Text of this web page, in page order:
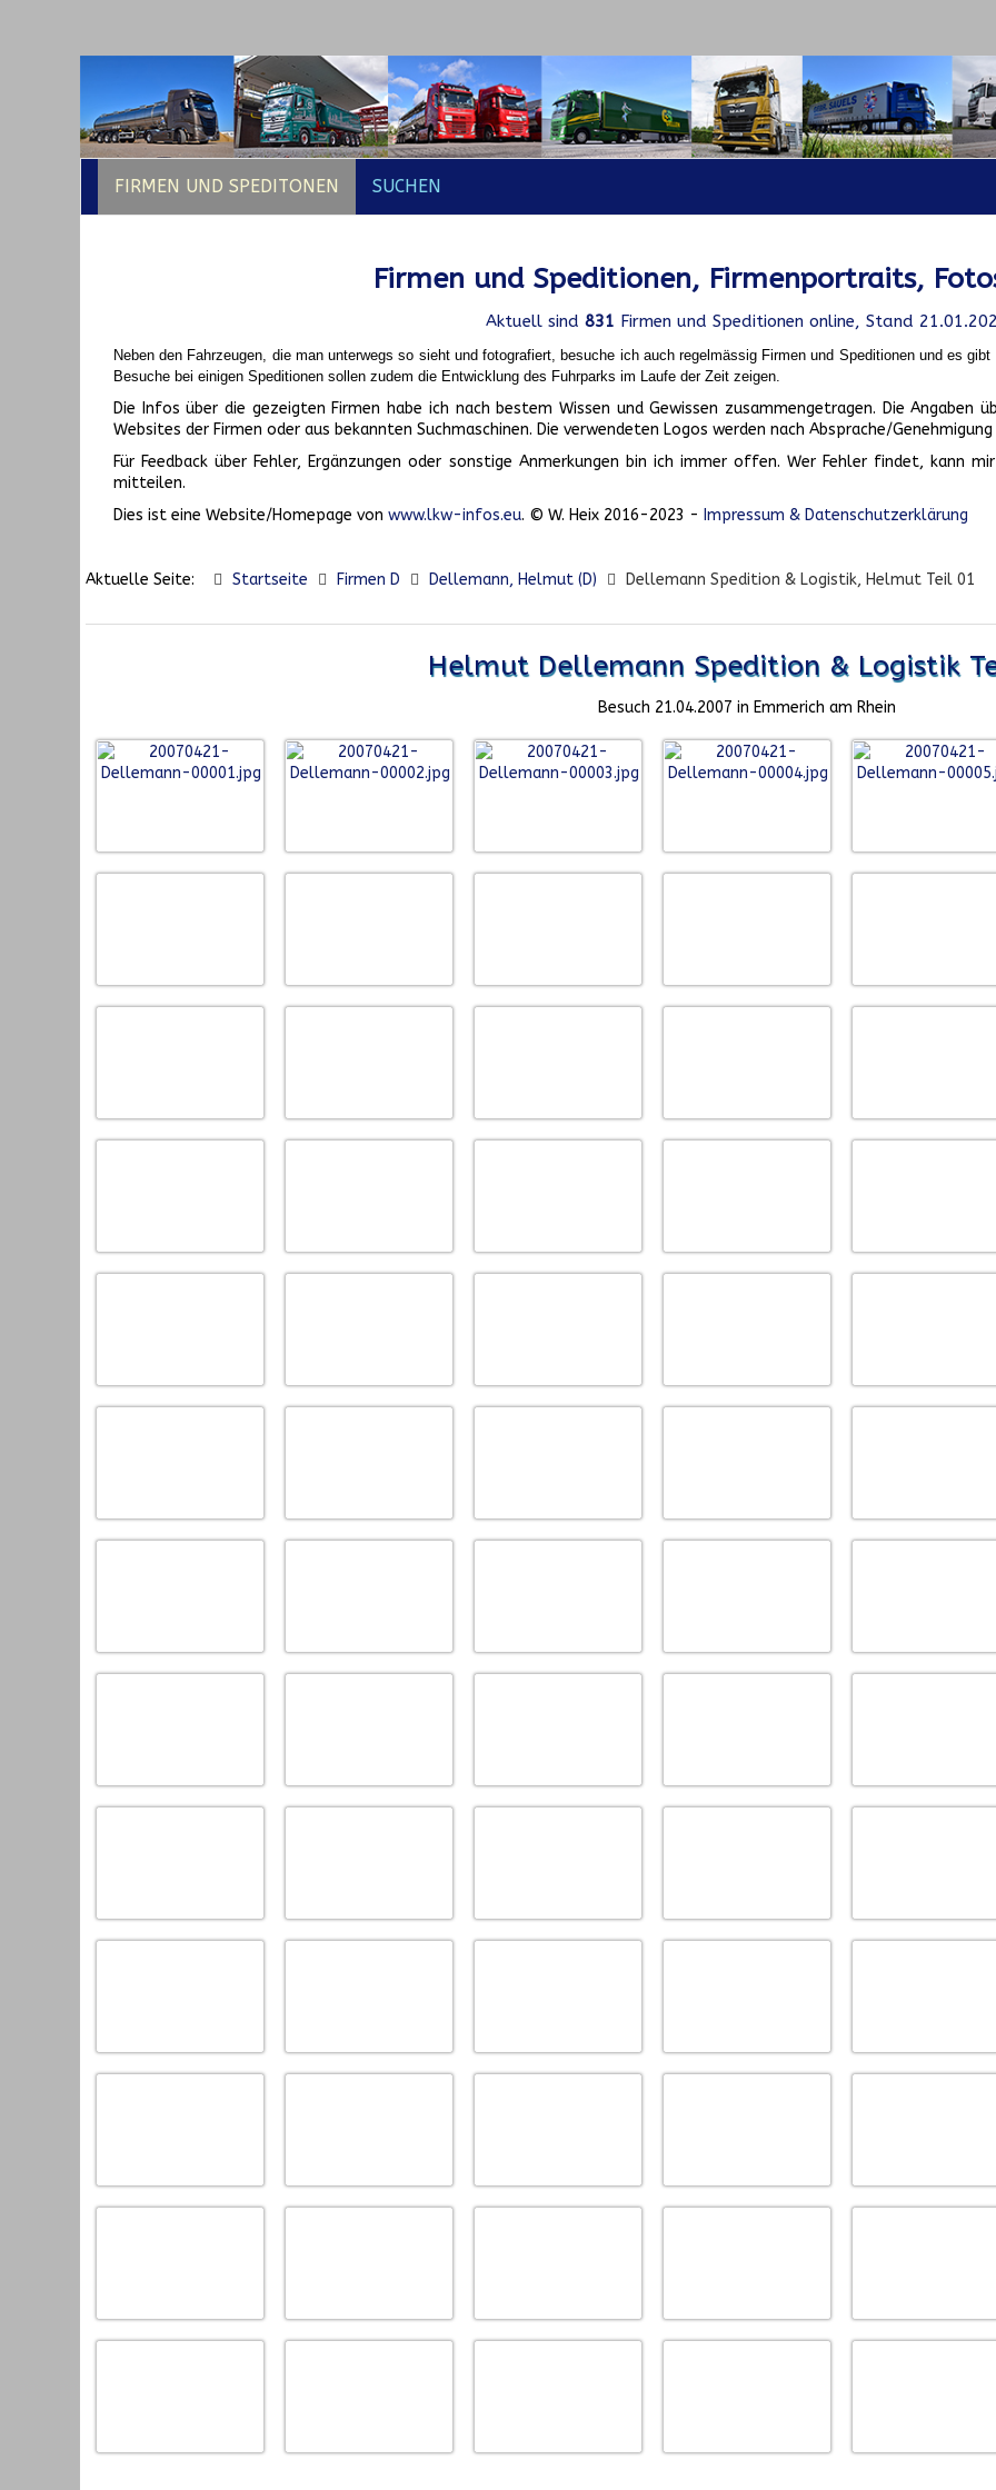
FIRMEN UND SPEDITONEN SUCHEN
Firmen und Speditionen, Firmenportraits,
Aktuell sind 831 Firmen und Speditionen online, Stand
Neben den Fahrzeugen, die man unterwegs so sieht und fotografiert, besuche ich auch regelmässig Firmen und Speditionen und es
Besuche bei einigen Speditionen sollen zudem die Entwicklung des Fuhrparks im Laufe der Zeit zeigen.
Die Infos über die gezeigten Firmen habe ich nach bestem Wissen und Gewissen zusammengetragen. Die Angaben
Websites der Firmen oder aus bekannten Suchmaschinen. Die verwendeten Logos werden nach Absprache/
Für Feedback über Fehler, Ergänzungen oder sonstige Anmerkungen bin ich immer offen. Wer Fehler findet, kann
mitteilen.
Dies ist eine Website/Homepage von www.lkw-infos.eu. © W. Heix 2016-2023 - Impressum & Datenschutzerklärung
Aktuelle Seite: Startseite Firmen D Dellemann, Helmut (D) Dellemann Spedition & Logistik, Helmut Teil 01
Helmut Dellemann Spedition & Logistik
Besuch 21.04.2007 in Emmerich am Rhein